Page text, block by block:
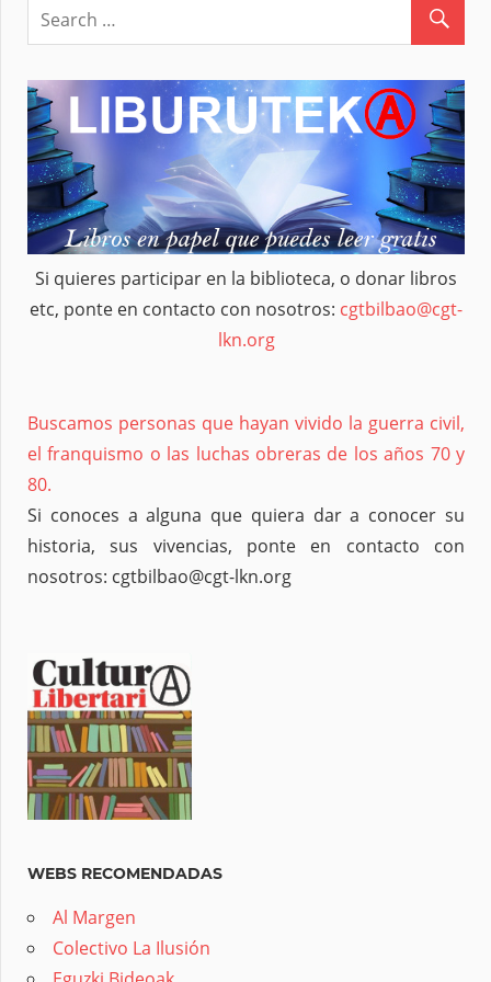
Si quieres participar en la biblioteca, o donar libros
etc, ponte en contacto con nosotros: cgtbilbao@cgt-
lkn.org
Buscamos personas que hayan vivido la guerra civil,
el franquismo o las luchas obreras de los años 70 y
80.
Si conoces a alguna que quiera dar a conocer su
historia, sus vivencias, ponte en contacto con
nosotros: cgtbilbao@cgt-lkn.org
WEBS RECOMENDADAS
Al Margen
Colectivo La Ilusión